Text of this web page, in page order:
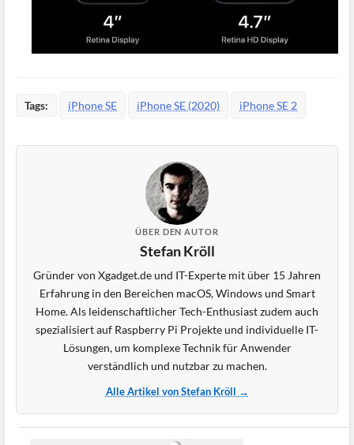
Tags: iPhone SE iPhone SE (2020) iPhone SE 2
ÜBER DEN AUTOR
Stefan Kröll
Gründer von Xgadget.de und IT-Experte mit über 15 Jahren
Erfahrung in den Bereichen macOS, Windows und Smart
Home. Als leidenschaftlicher Tech-Enthusiast zudem auch
spezialisiert auf Raspberry Pi Projekte und individuelle IT-
Lösungen, um komplexe Technik für Anwender
verständlich und nutzbar zu machen.
Alle Artikel von Stefan Kröll →